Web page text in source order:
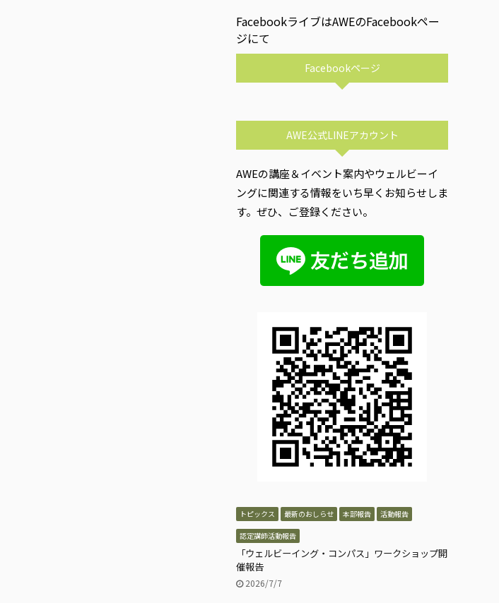
FacebookライブはAWEのFacebookペー
ジにて
Facebookページ
AWE公式LINEアカウント
AWEの講座＆イベント案内やウェルビーイ
ングに関連する情報をいち早くお知らせしま
す。ぜひ、ご登録ください。
トピックス 最新のおしらせ 本部報告 活動報告
認定講師活動報告
「ウェルビーイング・コンパス」ワークショップ開
催報告
2026/7/7